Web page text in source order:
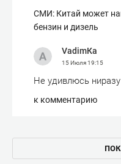
СМИ: Китай может
бензин и дизель
VadimКа
15 Июля19:15
Не удивлюсь ниразу
к комментарию